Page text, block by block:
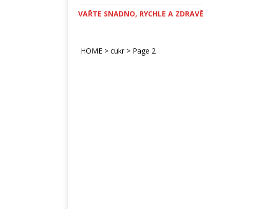
VAŘTE SNADNO, RYCHLE A ZDRAVĚ
HOME > cukr> Page 2